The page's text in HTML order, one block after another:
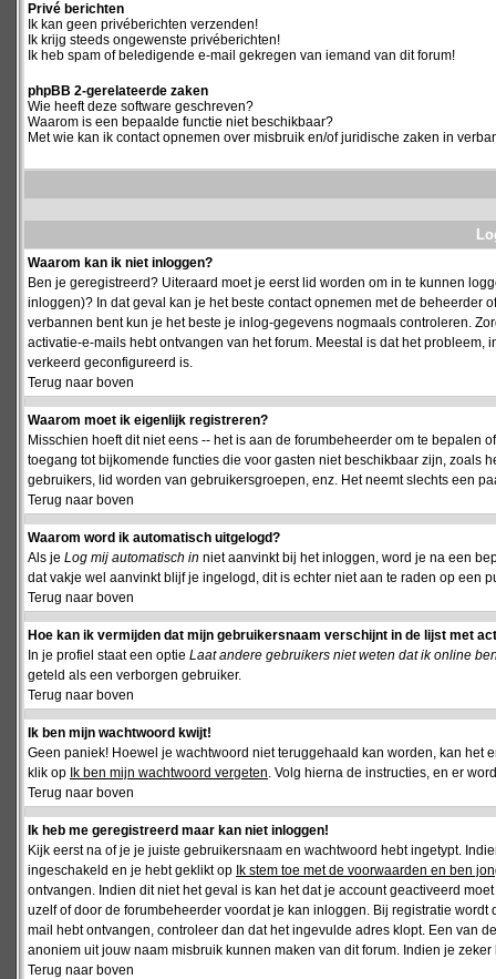
Privé berichten
Ik kan geen privéberichten verzenden!
Ik krijg steeds ongewenste privéberichten!
Ik heb spam of beledigende e-mail gekregen van iemand van dit forum!
phpBB 2-gerelateerde zaken
Wie heeft deze software geschreven?
Waarom is een bepaalde functie niet beschikbaar?
Met wie kan ik contact opnemen over misbruik en/of juridische zaken in
Waarom kan ik niet inloggen?
Ben je geregistreerd? Uiteraard moet je eerst lid worden om in te kunnen
inloggen)? In dat geval kan je het beste contact opnemen met de beheerder
verbannen bent kun je het beste je inlog-gegevens nogmaals controleren.
activatie-e-mails hebt ontvangen van het forum. Meestal is dat het
verkeerd geconfigureerd is.
Terug naar boven
Waarom moet ik eigenlijk registreren?
Misschien hoeft dit niet eens -- het is aan de forumbeheerder om te bepalen
toegang tot bijkomende functies die voor gasten niet beschikbaar zijn,
gebruikers, lid worden van gebruikersgroepen, enz. Het neemt slechts een
Terug naar boven
Waarom word ik automatisch uitgelogd?
Als je Log mij automatisch in niet aanvinkt bij het inloggen, word je na een
dat vakje wel aanvinkt blijf je ingelogd, dit is echter niet aan te raden op een
Terug naar boven
Hoe kan ik vermijden dat mijn gebruikersnaam verschijnt in de lijst met
In je profiel staat een optie Laat andere gebruikers niet weten dat ik online
geteld als een verborgen gebruiker.
Terug naar boven
Ik ben mijn wachtwoord kwijt!
Geen paniek! Hoewel je wachtwoord niet teruggehaald kan worden, kan
klik op Ik ben mijn wachtwoord vergeten. Volg hierna de instructies, en er
Terug naar boven
Ik heb me geregistreerd maar kan niet inloggen!
Kijk eerst na of je je juiste gebruikersnaam en wachtwoord hebt ingetypt.
ingeschakeld en je hebt geklikt op Ik stem toe met de voorwaarden en ben
ontvangen. Indien dit niet het geval is kan het dat je account geactiveerd
uzelf of door de forumbeheerder voordat je kan inloggen. Bij registratie
mail hebt ontvangen, controleer dan dat het ingevulde adres klopt. Een van
anoniem uit jouw naam misbruik kunnen maken van dit forum. Indien je
Terug naar boven